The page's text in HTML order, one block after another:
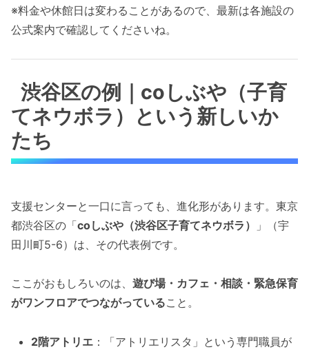
※料金や休館日は変わることがあるので、最新は各施設の
公式案内で確認してくださいね。
渋谷区の例｜coしぶや（子育
てネウボラ）という新しいか
たち
支援センターと一口に言っても、進化形があります。東京
都渋谷区の「coしぶや（渋谷区子育てネウボラ）
」（宇
田川町5-6）は、その代表例です。
ここがおもしろいのは、 遊び場・カフェ・相談・緊急保育
がワンフロアでつながっていること。
2階アトリエ ：「アトリエリスタ」という専門職員が